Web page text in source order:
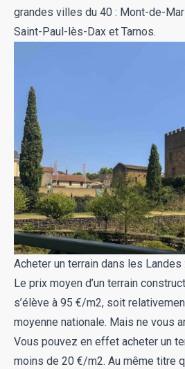
grandes villes du 40 : Mont-de-
Saint-Paul-lès-Dax et Tarnos.
Acheter un terrain dans les Landes
Le prix moyen d’un terrain
s’élève à 95 €/m2, soit
moyenne nationale. Mais ne vous
Vous pouvez en effet acheter un
moins de 20 €/m2. Au même titre